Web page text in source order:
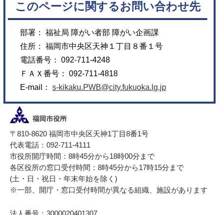
このページに関するお問い合わせ先
部署： 福祉局 障がい者部 障がい企画課
住所： 福岡市中央区天神１丁目８番１号
電話番号： 092-711-4248
ＦＡＸ番号： 092-711-4818
E-mail：s-kikaku.PWB@city.fukuoka.lg.jp
〒810-8620 福岡市中央区天神1丁目8番1号
代表電話：092-711-4111
市役所開庁時間：8時45分から18時00分まで
各区役所の窓口受付時間：8時45分から17時15分まで
(土・日・祝日・年末年始を除く)
※一部、開庁・窓口受付時間が異なる組織、施設があります
法人番号：3000020401307